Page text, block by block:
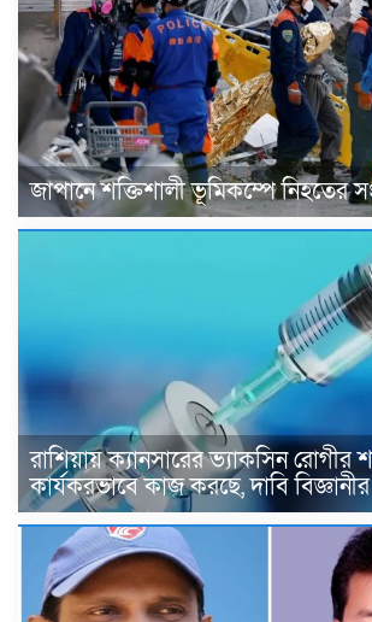
জাপানে শক্তিশালী ভূমিকম্পে নিহতের
রাশিয়ায় ক্যানসারের ভ্যাকসিন রোগীর
কার্যকরভাবে কাজ করছে, দাবি বিজ্ঞানীর